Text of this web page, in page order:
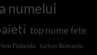
numelui
top nume fete
Finlanda turism Romania